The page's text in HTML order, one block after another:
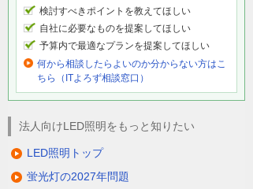
検討すべきポイントを教えてほしい
自社に必要なものを提案してほしい
予算内で最適なプランを提案してほしい
何から相談したらよいのか分からない方はこ
ちら（ITよろず相談窓口）
法人向けLED照明をもっと知りたい
LED照明トップ
蛍光灯の2027年問題